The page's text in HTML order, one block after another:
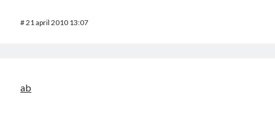
#21 april 2010 13:07
ab